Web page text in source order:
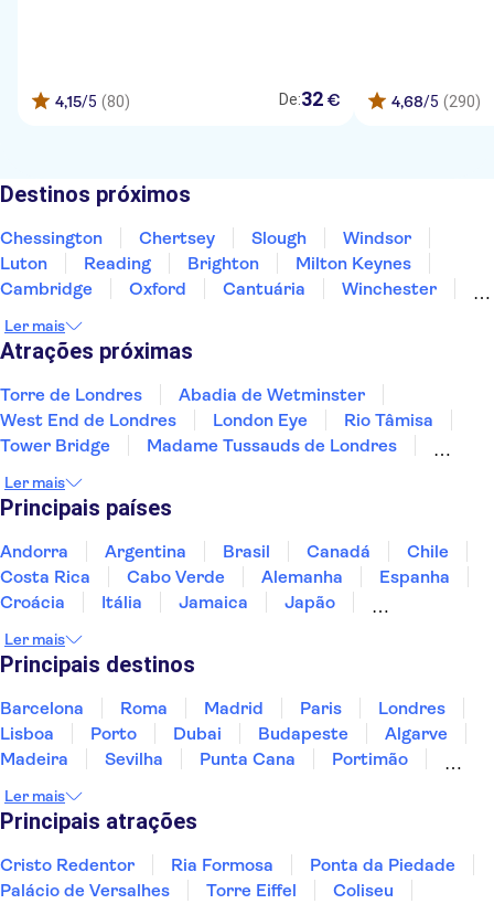
4,15/5 (80) De:32 € 4,68/5 (290)
Destinos próximos
Chessington Chertsey Slough
Windsor
Luton
Reading Brighton
Milton Keynes
Cambridge
Oxford Cantuária
Winchester
Ler mais
Atrações próximas
Torre de Londres
Abadia de Wetminster
West End de Londres
London Eye
Rio Tâmisa
Tower Bridge
Madame Tussauds de Londres
Catedral de São Paulo
Teatro Shakespeare's Globe
Cidade Velha de Edimburgo
Palácio de Buckingham
The London Dungeon
Harry Potter tours from London
Ler mais
Principais países
Andorra Argentina Brasil Canadá
Chile
Costa Rica
Cabo Verde Alemanha
Espanha
Croácia
Itália Jamaica
Japão
Portugal
Singapura
Ler mais
Principais destinos
Barcelona Roma Madrid Paris
Londres
Lisboa
Porto Dubai Budapeste
Algarve
Madeira
Sevilha Punta Cana
Portimão
Sesimbra
Ler mais
Principais atrações
Cristo Redentor Ria Formosa
Ponta da Piedade
Palácio de Versalhes
Torre Eiffel
Coliseu